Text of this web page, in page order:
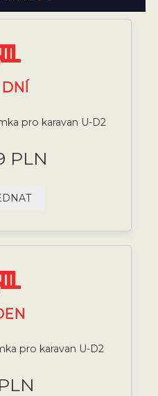
DNÍ
pro karavan U-D2
PLN
pro karavan U-D2